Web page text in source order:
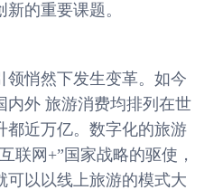
的重要课题。
领悄然下发生变革。如今
内外 旅游消费均排列在世
都近万亿。数字化的旅游
联网+”国家战略的驱使，
可以以线上旅游的模式大